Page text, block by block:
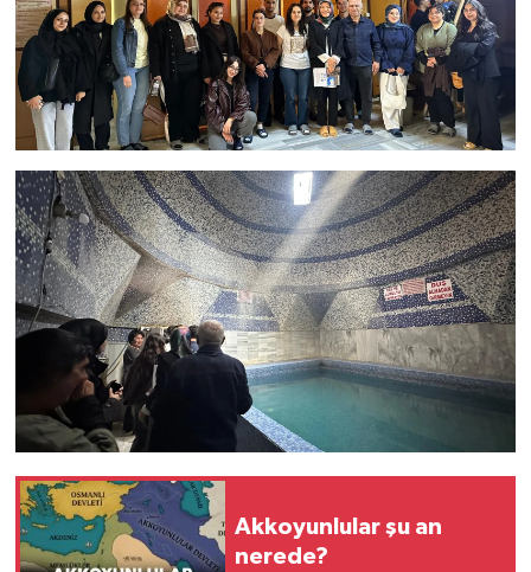
Akkoyunlular şu an
nerede?